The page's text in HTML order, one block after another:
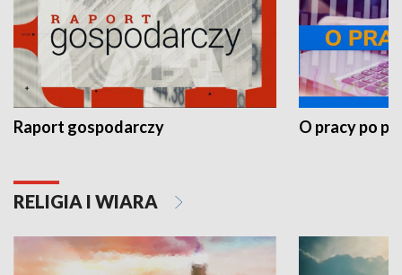
Raport gospodarczy O pracy po
RELIGIA I WIARA